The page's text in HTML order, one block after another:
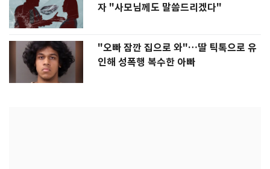
자 "사모님께도 말씀드리겠다"
"오빠 잠깐 집으로 와"…딸 틱톡으로 유
인해 성폭행 복수한 아빠